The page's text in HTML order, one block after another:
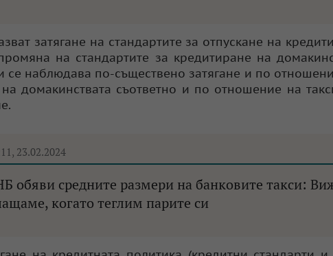
затягане на стандартите за отпускане на
на стандартите за кредитиране на
се наблюдава по-съществено затягане и по
домакинствата съответно и по отношение на
23.02.2024
обяви средните размери на банковите такси:
когато теглим парите си